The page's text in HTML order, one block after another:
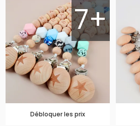
7+
Débloquer les prix